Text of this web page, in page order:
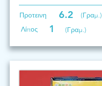
Προτεινη 6.2
(Γραμ.)
Λίπος
1 (Γραμ.)